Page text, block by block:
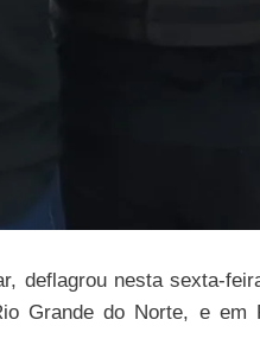
deflagrou nesta sexta-
Grande do Norte, e em